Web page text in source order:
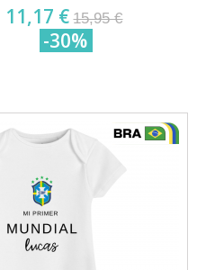
11,17 € 15,95 €
-30%